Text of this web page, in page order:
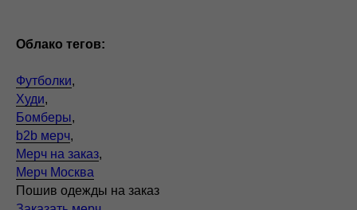
Облако тегов:
Футболки,
Худи,
Бомберы,
b2b мерч,
Мерч на заказ,
Мерч Москва
Пошив одежды на заказ